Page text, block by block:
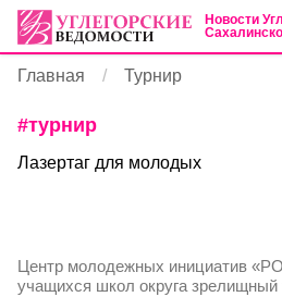
Новости
Главная Турнир
#турнир
Лазертаг для молодых
Центр молодежных инициатив
учащихся школ округа зрелищный